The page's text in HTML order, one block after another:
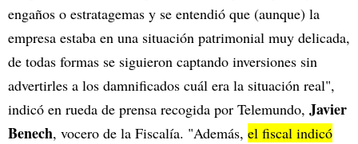
engaños o estratagemas y se entendió que (aunque) la
empresa estaba en una situación patrimonial muy delicada,
de todas formas se siguieron captando inversiones sin
advertirles a los damnificados cuál era la situación real",
indicó en rueda de prensa recogida por Telemundo, Javier
Benech, vocero de la Fiscalía. "Además, el fiscal indicó